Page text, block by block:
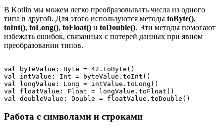
В Kotlin мы можем легко преобразовывать числа из одного
типа в другой. Для этого используются методы toByte(),
toInt(), toLong(), toFloat() и toDouble(). Эти методы помогают
избежать ошибок, связанных с потерей данных при явном
преобразовании типов.
val byteValue: Byte = 42.toByte()
val intValue: Int = byteValue.toInt()
val longValue: Long = intValue.toLong()
val floatValue: Float = longValue.toFloat()
Работа с символами и строками